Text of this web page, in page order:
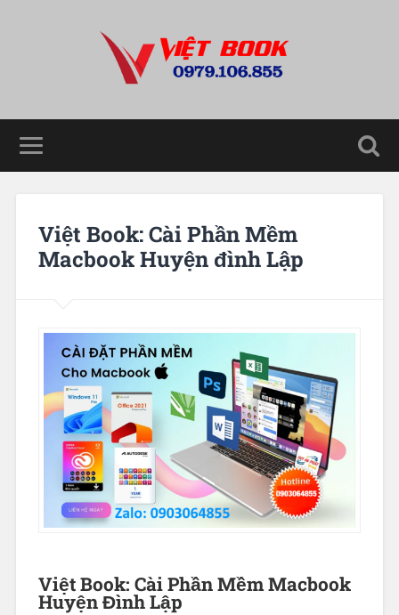
Việt Book: Cài Phần Mềm
Macbook Huyện đình Lập
Việt Book: Cài Phần Mềm Macbook
Huyện Đình Lập